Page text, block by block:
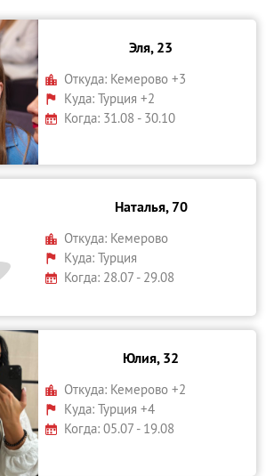
Эля, 23
Откуда: Кемерово +3
Куда:Турция +2
Когда: 31.08 - 30.10
Наталья, 70
Откуда: Кемерово
Куда:Турция
Когда: 28.07 - 29.08
Юлия, 32
Откуда: Кемерово +2
Куда:Турция +4
Когда: 05.07 - 19.08